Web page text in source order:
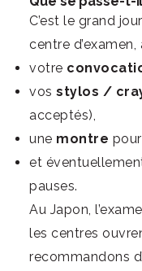
C’est le grand
centre
votre
vos stylos /
acceptés),
une montre
et
pauses.
Au Japon,
les centres
recommandons